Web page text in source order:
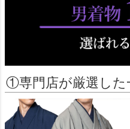
①専門店が厳選した